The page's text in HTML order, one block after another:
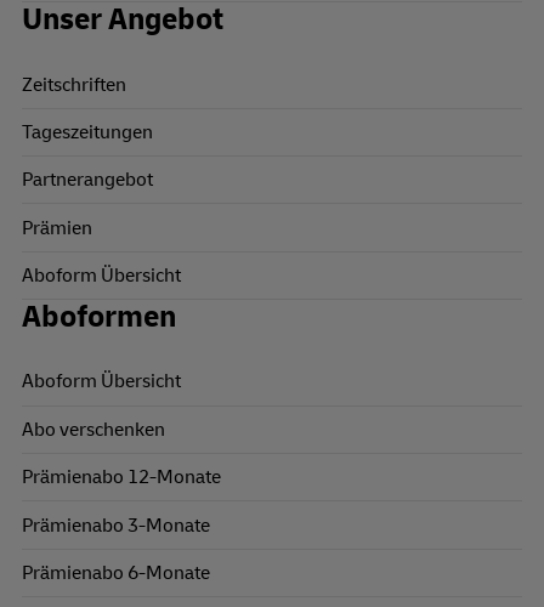
Unser Angebot
Zeitschriften
Tageszeitungen
Partnerangebot
Prämien
Aboform Übersicht
Aboformen
Aboform Übersicht
Abo verschenken
Prämienabo 12-Monate
Prämienabo 3-Monate
Prämienabo 6-Monate